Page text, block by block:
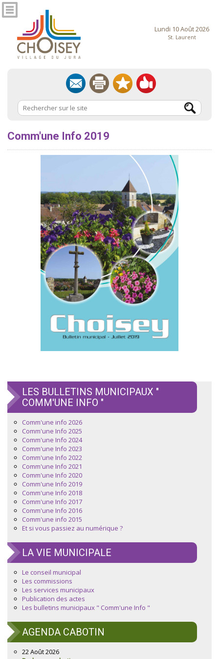
Lundi 10 Août 2026
St. Laurent
Comm'une Info 2019
LES BULLETINS MUNICIPAUX "
COMM'UNE INFO "
Comm'une info 2026
Comm'une Info 2025
Comm'une Info 2024
Comm'une Info 2023
Comm'une Info 2022
Comm'une Info 2021
Comm'une Info 2020
Comm'une Info 2019
Comm'une Info 2018
Comm'une Info 2017
Comm'une Info 2016
Comm'une info 2015
Et si vous passiez au numérique ?
LA VIE MUNICIPALE
Le conseil municipal
Les commissions
Les services municipaux
Publication des actes
Les bulletins municipaux " Comm'une Info "
AGENDA CABOTIN
22 Août 2026